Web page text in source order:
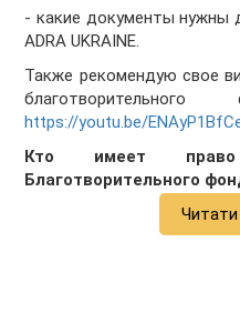
- какие документы нужны
ADRA UKRAINE.
Также рекомендую свое
https://youtu.be/
Кто имеет
Благотворительного